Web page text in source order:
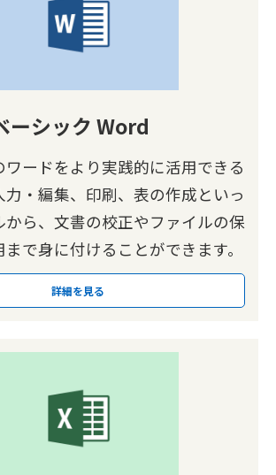
ーシック Word
ードをより実践的に活用できる
力・編集、印刷、表の作成といっ
から、文書の校正やファイルの保
で身に付けることができます。
詳細を見る